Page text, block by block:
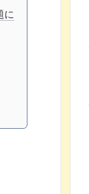
に